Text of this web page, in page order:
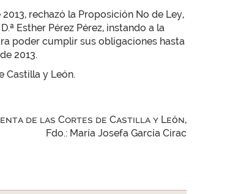
rechazó la Proposición No de Ley,
Esther Pérez Pérez, instando a la
poder cumplir sus obligaciones hasta
2013.
Castilla y León.
de las Cortes de Castilla y León,
Fdo.: María Josefa García Cirac